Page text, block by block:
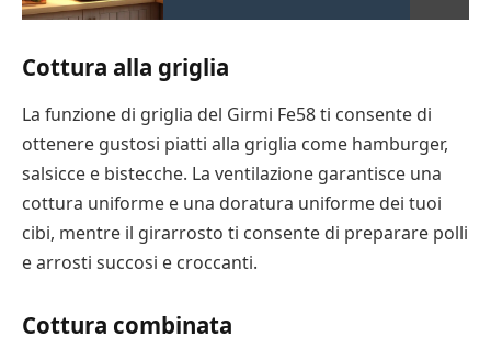
Cottura alla griglia
La funzione di griglia del Girmi Fe58 ti consente di
ottenere gustosi piatti alla griglia come hamburger,
salsicce e bistecche. La ventilazione garantisce una
cottura uniforme e una doratura uniforme dei tuoi
cibi, mentre il girarrosto ti consente di preparare polli
e arrosti succosi e croccanti.
Cottura combinata